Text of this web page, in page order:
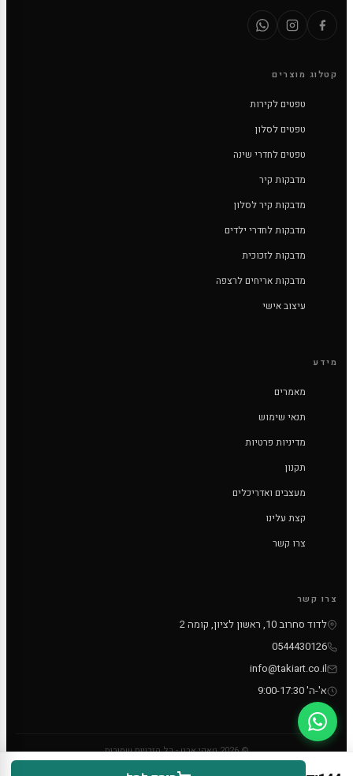
קטלוג מוצרים
טפטים לקירות
טפטים לסלון
טפטים לחדרי שינה
מדבקות קיר
מדבקות קיר לסלון
מדבקות לחדרי ילדים
מדבקות לזכוכית
מדבקות אריחים לרצפה
עיצוב אישי
מידע
מאמרים
תנאי שימוש
מדיניות פרטיות
תקנון
מעצבים ואדריכלים
קצת עלינו
צרו קשר
צרו קשר
לדוד סחרוב 10, ראשון לציון, קומה 2
0544430126
info@takiart.co.il
א'-ה' 9:00-17:30
© 2026 טאקי ארט - כל הזכויות שמורות